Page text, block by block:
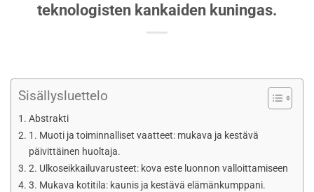
teknologisten kankaiden kuningas.
Sisällysluettelo
Abstrakti
1. Muoti ja toiminnalliset vaatteet: mukava ja kestävä
päivittäinen huoltaja.
2. Ulkoseikkailuvarusteet: kova este luonnon valloittamiseen
3. Mukava kotitila: kaunis ja kestävä elämänkumppani.